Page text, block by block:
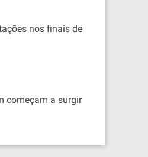
nos finais de
começam a surgir